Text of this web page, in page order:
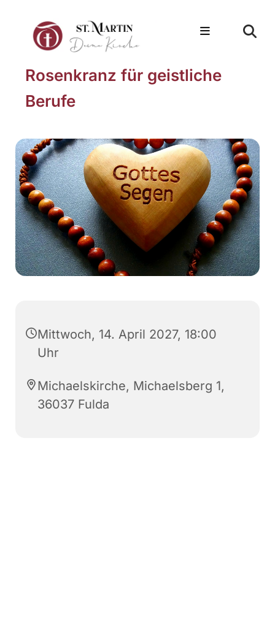
Rosenkranz für geistliche
Berufe
Mittwoch, 14. April 2027, 18:00
Uhr
Michaelskirche, Michaelsberg 1,
36037 Fulda